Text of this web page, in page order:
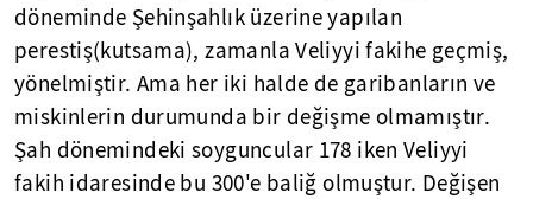
döneminde Şehinşahlık üzerine yapılan
perestiş(kutsama), zamanla Veliyyi fakihe geçmiş,
yönelmiştir. Ama her iki halde de garibanların ve
miskinlerin durumunda bir değişme olmamıştır.
Şah dönemindeki soyguncular 178 iken Veliyyi
fakih idaresinde bu 300'e baliğ olmuştur. Değişen